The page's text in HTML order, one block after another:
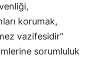
korumak,
vazifesidir”
sorumluluk